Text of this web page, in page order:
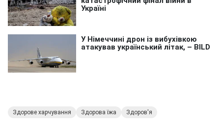
Здорове харчування Здорова їжа Здоров'я